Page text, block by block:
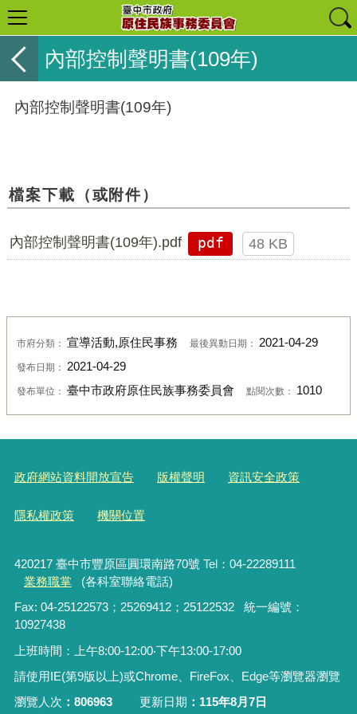
內部控制聲明書(109年)
內部控制聲明書(109年)
檔案下載（或附件）
內部控制聲明書(109年).pdf pdf 48 KB
市府分類： 宣導活動,原住民事務 最後異動日期： 2021-04-29
發布日期： 2021-04-29
發布單位： 臺中市政府原住民族事務委員會 點閱次數： 1010
政府網站資料開放宣告 版權聲明 資訊安全政策
隱私權政策 機關位置
420217 臺中市豐原區圓環南路70號 Tel：04-22289111
業務職掌
(各科室聯絡電話)
Fax: 04-25122573；25269412；25122532 統一編號：
10927438
上班時間：上午8:00-12:00‧下午13:00-17:00
請使用IE(第9版以上)或Chrome、FireFox、Edge等瀏覽器瀏覽
瀏覽人次
806963 更新日期 115年8月7日